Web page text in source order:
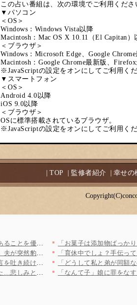
この占い番組は、次の環境でご利用くださ
▼パソコン
＜OS＞
Windows：Windows Vista以降
Macintosh：Mac OS X 10.11（El Capitan）
＜ブラウザ＞
Windows：Microsoft Edge、Google
Macintosh：Google Chrome最新版、
※JavaScriptの設定をオンにしてご利用く
▼スマートフォン
＜OS＞
Android 4.0以降
iOS 9.0以降
＜ブラウザ＞
OSに標準搭載されているブラウザ。
※JavaScriptの設定をオンにしてご利用く
|TOP 監修者紹介 幸せの
「プレゼンより母親であることを優先すべき」約束を破ってゴルフに…
「そういうのやめて？」夫が突然豹変…！ 優しくて完璧な夫に異変…
八つ当たりのように暴言を吐き続ける独身偽装男。二人は冷静にその…
お腹の子に会えなかった…悲しみとショックで何も覚えていない妻の…